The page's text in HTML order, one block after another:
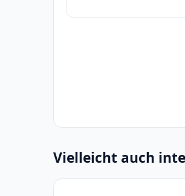
Vielleicht auch